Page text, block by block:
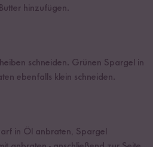
hinzufügen.
schneiden. Grünen Spargel in
ebenfalls klein schneiden.
in Öl anbraten, Spargel